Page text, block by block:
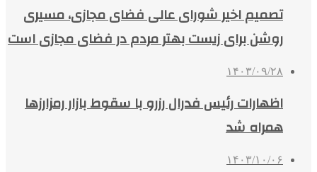
تصمیم اخیر شورای عالی فضای مجازی، مسیری
روشن برای زیست بهتر مردم در فضای مجازی است
۱۴۰۳/۰۹/۲۸
اظهارات رئیس فدرال رزرو با سقوط بازار رمزارزها
همراه شد
۱۴۰۳/۱۰/۰۶